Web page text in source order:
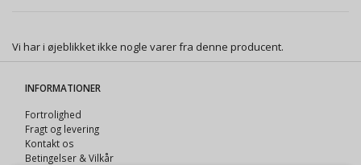
Vi har i øjeblikket ikke nogle varer fra denne producent.
INFORMATIONER
Fortrolighed
Fragt og levering
Kontakt os
Betingelser & Vilkår